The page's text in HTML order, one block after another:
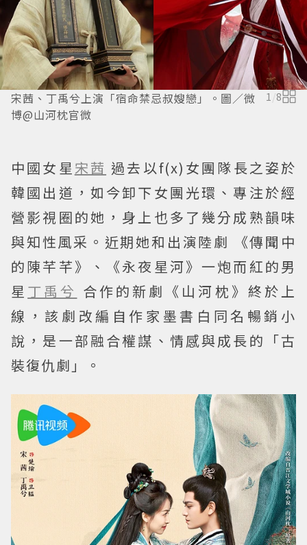
宋茜、丁禹兮上演「宿命禁忌叔嫂戀」。圖／微
博@山河枕官微
1/8
中國女星 宋茜 過去以f(x)女團隊長之姿於
韓國出道，如今卸下女團光環、專注於經
營影視圈的她，身上也多了幾分成熟韻味
與知性風采。近期她和出演陸劇 《傳聞中
的陳芊芊》、《永夜星河》一炮而紅的男
星 丁禹兮 合作的新劇《山河枕》終於上
線，該劇改編自作家墨書白同名暢銷小
說，是一部融合權謀、情感與成長的「古
裝復仇劇」。